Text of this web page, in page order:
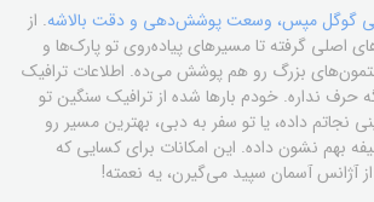
گوگل مپس، وسعت پوشش‌دهی و دقت بالاشه. از
اصلی گرفته تا مسیرهای پیاده‌روی تو پارک‌ها و
بزرگ رو هم پوشش می‌ده. اطلاعات ترافیک
نداره. خودم بارها شده از ترافیک سنگین تو
نجاتم داده، یا تو سفر به دبی، بهترین مسیر رو
بهم نشون داده. این امکانات برای کسایی که
از آژانس آسمان سپید می‌گیرن، یه نعمته!